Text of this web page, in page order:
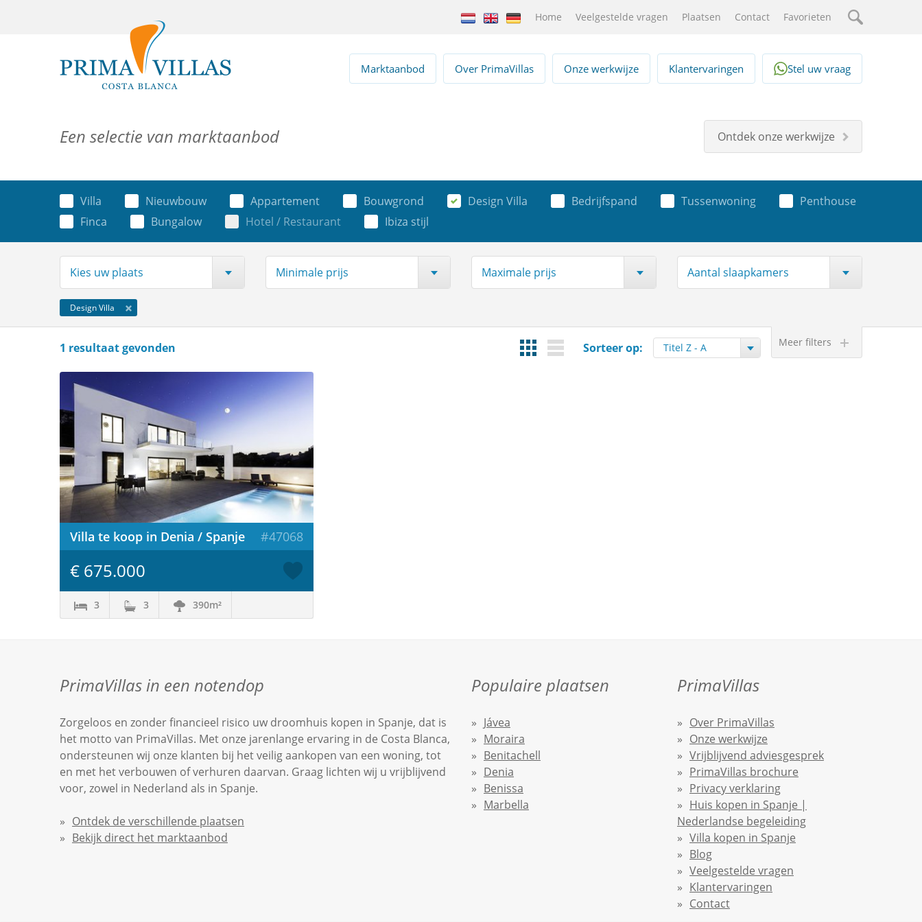
Home Veelgestelde vragen Plaatsen Contact
Favorieten
Marktaanbod Over PrimaVillas Onze werkwijze Klantervaringen Stel uw vraag
Een selectie van marktaanbod Ontdek onze werkwijze
Villa Nieuwbouw Appartement Bouwgrond Design Villa Bedrijfspand Tussenwoning
Penthouse
Finca
Bungalow Hotel / Restaurant Ibiza stijl
Kies uw plaats Minimale prijs Maximale prijs Aantal slaapkamers
Design Villa
1 resultaat gevonden Meer filters
Sorteer op:
Villa te koop in Denia / Spanje #47068
€ 675.000
3 3 390m²
PrimaVillas in een notendop
Zorgeloos en zonder financieel risico uw droomhuis kopen in Spanje, dat is
het motto van PrimaVillas. Met onze jarenlange ervaring in de Costa Blanca,
ondersteunen wij onze klanten bij het veilig aankopen van een woning, tot
en met het verbouwen of verhuren daarvan. Graag lichten wij u vrijblijvend
voor, zowel in Nederland als in Spanje.
Ontdek de verschillende plaatsen
Bekijk direct het marktaanbod
Populaire plaatsen
Jávea
Moraira
Benitachell
Denia
Benissa
Marbella
PrimaVillas
Over PrimaVillas
Onze werkwijze
Vrijblijvend adviesgesprek
PrimaVillas brochure
Privacy verklaring
Huis kopen in Spanje |
Nederlandse begeleiding
Villa kopen in Spanje
Blog
Veelgestelde vragen
Klantervaringen
Contact